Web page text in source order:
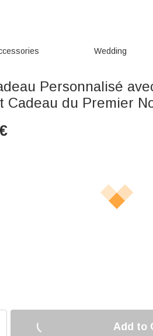
Wedding
Personnalisé
Cadeau du Premier
Add to